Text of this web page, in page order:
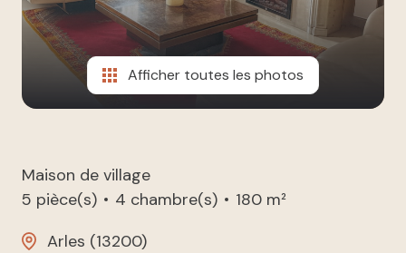
Afficher toutes les photos
Maison de village
5 pièce(s)
4 chambre(s)
180 m²
Arles (13200)